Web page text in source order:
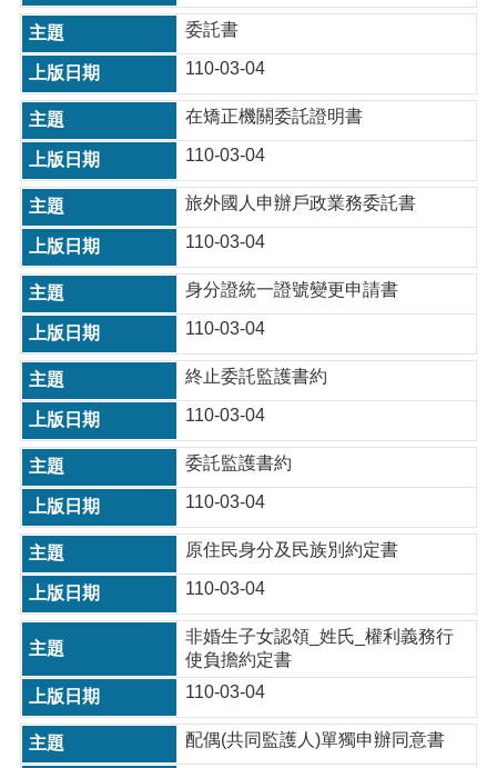
委託書
110-03-04
在矯正機關委託證明書
110-03-04
旅外國人申辦戶政業務委託書
110-03-04
身分證統一證號變更申請書
110-03-04
終止委託監護書約
110-03-04
委託監護書約
110-03-04
原住民身分及民族別約定書
110-03-04
非婚生子女認領_姓氏_權利義務行
使負擔約定書
110-03-04
配偶(共同監護人)單獨申辦同意書